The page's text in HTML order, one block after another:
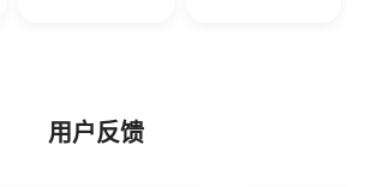
用户反馈